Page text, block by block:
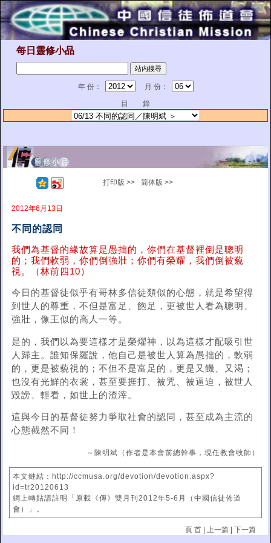
每日靈修小品
年 份：
月 份：
目 錄
打印版 >> 简体版 >>
2012年6月13日
不同的認同
我們為基督的緣故算是愚拙的，你們在基督裡倒是聰明
的；我們軟弱，你們倒強壯；你們有榮耀，我們倒被藐
視。（林前四10）
今日的基督徒似乎有哥林多信徒類似的心態，就是希望得
到世人的尊重，不但是富足、飽足，更被世人看為聰明、
強壯，像王似的高人一等。
是的，我們以為要這樣才是榮燿神，以為這樣才配吸引世
人歸主。誰知保羅說，他自己是被世人算為愚拙的，軟弱
的，更是被藐視的；不但不是富足的，更是又饑、又渴；
也沒有光鮮的衣裳，甚至要捱打、被咒、被逼迫，被世人
毀謗、輕看，如世上的渣滓。
這與今日的基督徒努力爭取社會的認同，甚至成為主流的
心態截然不同！
～陳明斌（作者是本會前總幹事，現任教會牧師）
本文鏈結：http://ccmusa.org/devotion/devotion.aspx?
id=tr20120613
網上轉貼請註明「原載《傳》雙月刊2012年5-6月（中國信徒佈道
會）」。
頁 首| 上一篇| 下一篇